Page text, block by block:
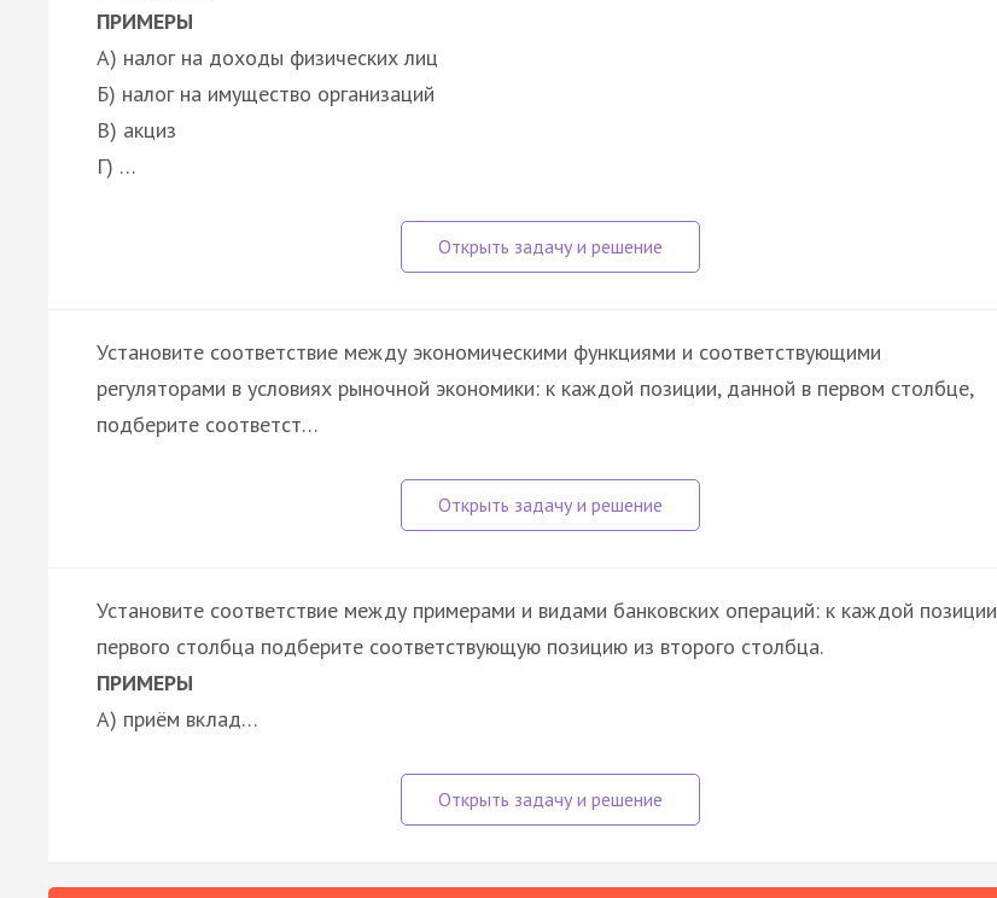
ПРИМЕРЫ
А) налог на доходы физических лиц
Б) налог на имущество организаций
В) акциз
Г) …
Установите соответствие между экономическими функциями и соответствующими
регуляторами в условиях рыночной экономики: к каждой позиции, данной в первом столбце,
подберите соответст…
Установите соответствие между примерами и видами банковских операций: к каждой позиции
первого столбца подберите соответствующую позицию из второго столбца.
ПРИМЕРЫ
А) приём вклад…